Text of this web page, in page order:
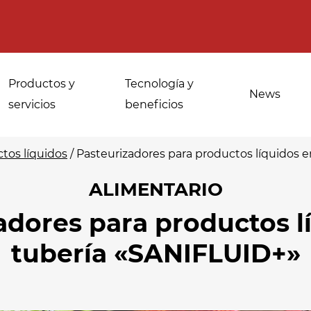
Productos y
servicios
panaderías
industriales
especias, hierbas
medicinales y
aromáticas
Tecnología y
beneficios
News
líquidos / Pasteurizadores para productos líquidos
ALIMENTARIO
para productos
tubería «SANIFLUID+»